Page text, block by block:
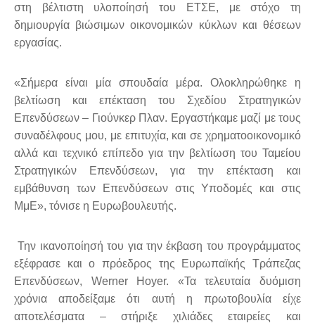
στη βέλτιστη υλοποίησή του ΕΤΣΕ, με στόχο τη
δημιουργία βιώσιμων οικονομικών κύκλων και θέσεων
εργασίας.
«Σήμερα είναι μία σπουδαία μέρα. Ολοκληρώθηκε η
βελτίωση και επέκταση του Σχεδίου Στρατηγικών
Επενδύσεων – Γιούνκερ Πλαν. Εργαστήκαμε μαζί με τους
συναδέλφους μου, με επιτυχία, και σε χρηματοοικονομικό
αλλά και τεχνικό επίπεδο για την βελτίωση του Ταμείου
Στρατηγικών Επενδύσεων, για την επέκταση και
εμβάθυνση των Επενδύσεων στις Υποδομές και στις
ΜμΕ», τόνισε η Ευρωβουλευτής.
Την ικανοποίησή του για την έκβαση του προγράμματος
εξέφρασε και ο πρόεδρος της Ευρωπαϊκής Τράπεζας
Επενδύσεων, Werner Hoyer. «Τα τελευταία δυόμιση
χρόνια αποδείξαμε ότι αυτή η πρωτοβουλία είχε
αποτελέσματα – στήριξε χιλιάδες εταιρείες και